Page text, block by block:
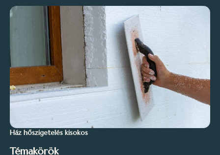
Ház hőszigetelés kisokos
Témakörök